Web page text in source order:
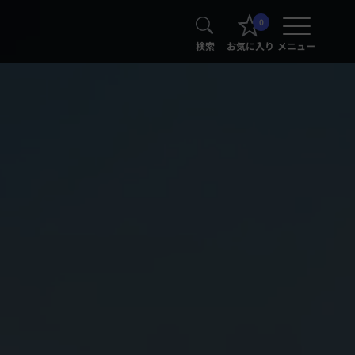
検索
0
お気に入り メニュー